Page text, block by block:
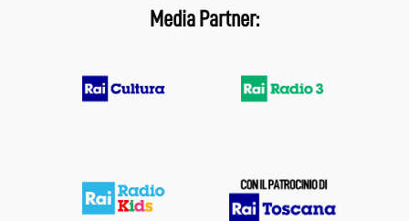
Media Partner: